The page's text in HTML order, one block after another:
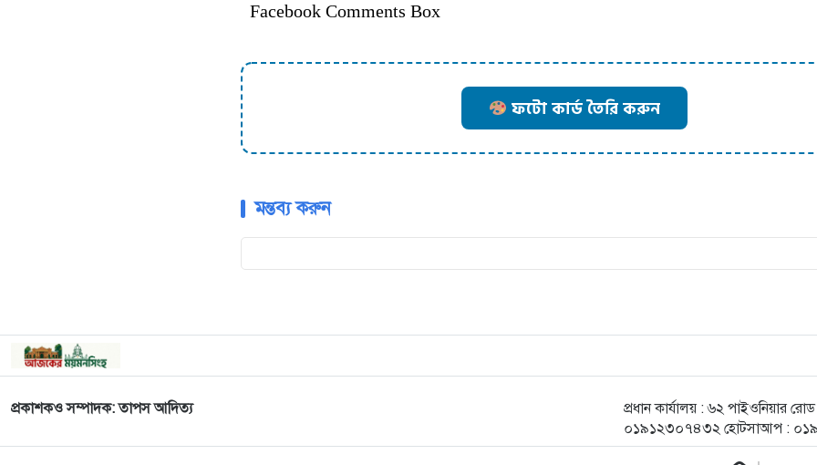
Facebook Comments Box
ফটো কার্ড তৈরি করুন
মন্তব্য করুন
প্রকাশকও সম্পাদক: তাপস আদিত্য
প্রধান কার্যালয় : ৬২ পাইওনিয়ার
০১৯১২৩০৭৪৩২ হোটসাআপ :